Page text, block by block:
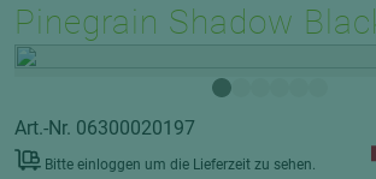
Pinegrain Shadow
Art.-Nr. 06300020197
Bitte einloggen um die Lieferzeit zu sehen.